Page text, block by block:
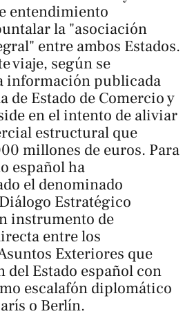
entendimiento
la "asociación
entre ambos Estados.
viaje, según se
información publicada
de Estado de Comercio y
en el intento de aliviar
estructural que
millones de euros. Para
español ha
el denominado
Estratégico
instrumento de
entre los
Exteriores que
del Estado español con
escalafón diplomático
o Berlín.